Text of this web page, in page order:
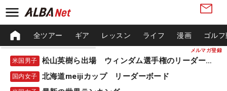
メルマガ登録
全ツアー ギア レッスン ライフ 漫画 ゴル
米国男子 松山英樹ら出場 ウィンダム選手権のリーダーボード
国内女子 北海道meijiカップ リーダーボード